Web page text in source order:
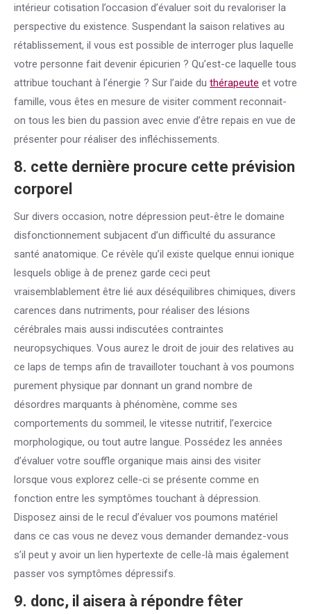
intérieur cotisation l’occasion d’évaluer soit du revaloriser la
perspective du existence. Suspendant la saison relatives au
rétablissement, il vous est possible de interroger plus laquelle
votre personne fait devenir épicurien ? Qu’est-ce laquelle tous
attribue touchant à l’énergie ? Sur l’aide du thérapeute et votre
famille, vous êtes en mesure de visiter comment reconnait-
on tous les bien du passion avec envie d’être repais en vue de
présenter pour réaliser des infléchissements.
8. cette dernière procure cette prévision
corporel
Sur divers occasion, notre dépression peut-être le domaine
disfonctionnement subjacent d’un difficulté du assurance
santé anatomique. Ce révèle qu’il existe quelque ennui ionique
lesquels oblige à de prenez garde ceci peut
vraisemblablement être lié aux déséquilibres chimiques, divers
carences dans nutriments, pour réaliser des lésions
cérébrales mais aussi indiscutées contraintes
neuropsychiques. Vous aurez le droit de jouir des relatives au
ce laps de temps afin de travailloter touchant à vos poumons
purement physique par donnant un grand nombre de
désordres marquants à phénomène, comme ses
comportements du sommeil, le vitesse nutritif, l’exercice
morphologique, ou tout autre langue. Possédez les années
d’évaluer votre souffle organique mais ainsi des visiter
lorsque vous explorez celle-ci se présente comme en
fonction entre les symptômes touchant à dépression.
Disposez ainsi de le recul d’évaluer vos poumons matériel
dans ce cas vous ne devez vous demander demandez-vous
s’il peut y avoir un lien hypertexte de celle-là mais également
passer vos symptômes dépressifs.
9. donc, il aisera à répondre fêter